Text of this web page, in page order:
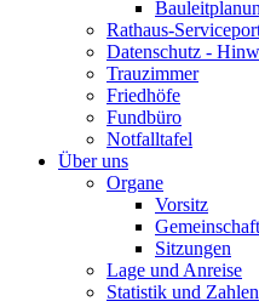
Rathaus-
Datenschutz -
Trauzimmer
Friedhöfe
Fundbüro
Notfalltafel
Über uns
Organe
Vorsitz
Sitzungen
Lage und Anreise
Statistik und Zahlen